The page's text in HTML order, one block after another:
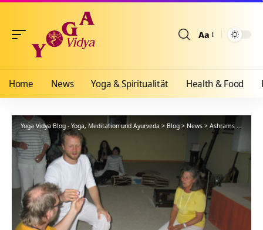
Aa
Home News Yoga & Spiritualität Health & Food
Yoga Vidya Blog - Yoga, Meditation und Ayurveda > Blog > News > Ashrams